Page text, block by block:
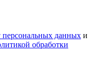
персональных данных и
обработки